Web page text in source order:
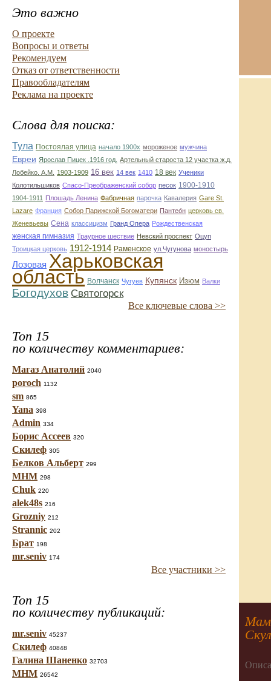
Это важно
О проекте
Вопросы и ответы
Рекомендуем
Отказ от ответственности
Правообладателям
Реклама на проекте
Слова для поиска:
Тула Постоялая улица начало 1900х мороженое мужчина
Евреи Ярослав Пицек .1916 год. Артельный староста 12 участка ж.д.
Лобейко. А.М.
1903-1909 16 век 14 век 1410 18 век Ученики
Колотильшиков Спасо-Преображенский собор песок 1900-1910
1904-1911 Плошадь Ленина Фабричная парочка Кавалерия Gare St.
Lazare Франция Собор Парижской Богоматери Пантео́н церковь св.
Женевьевы Сена классицизм Гранд Опера Рождественская
женская гимназия Траурное шествие Невский проспект Оцуп
Троицкая церковь 1912-1914 Раменское ул.Чугунова моностырь
Лозовая Харьковская
область Волчанск Чугуев Купянск Изюм Валки
Богодухов Святогорск
Все ключевые слова >>
Топ 15
по количеству комментариев:
Магаз Анатолий 2040
poroch 1132
sm 865
Yana 398
Admin 334
Борис Ассеев 320
Скилеф 305
Белков Альберт 299
МНМ 298
Chuk 220
alek48s 216
Grozniy 212
Strannic 202
Брат 198
mr.seniv 174
Все участники >>
Топ 15
по количеству публикаций:
mr.seniv 45237
Скилеф 40848
Галина Шаненко 32703
МНМ 26542